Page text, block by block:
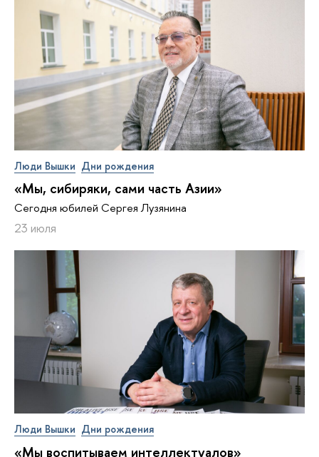
Люди Вышки Дни рождения
«Мы, сибиряки, сами часть Азии»
Сегодня юбилей Сергея Лузянина
23 июля
Люди Вышки Дни рождения
«Мы воспитываем интеллектуалов»